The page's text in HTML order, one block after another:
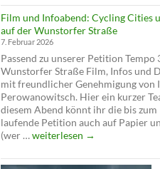
seine
Zeit
–
Verkehrswende
ist
jetzt!
Film und Infoabend: Cycling Cities
auf der Wunstorfer Straße
7. Februar 2026
Passend zu unserer Petition Tempo
Wunstorfer Straße Film, Infos und
mit freundlicher Genehmigung von
Perowanowitsch. Hier ein kurzer
diesem Abend könnt ihr die bis zum
laufende Petition auch auf Papier
(wer …Film
Infoabend:
weiterlesen →